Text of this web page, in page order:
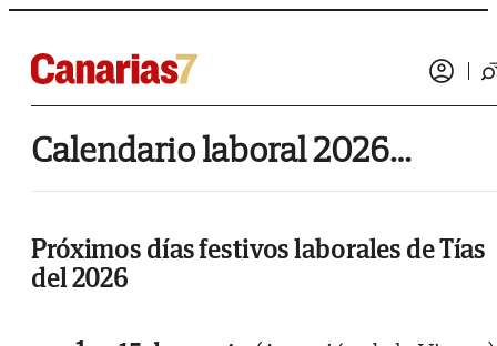
Calendario laboral 2026 de Tías
Próximos días festivos laborales de Tías
del 2026